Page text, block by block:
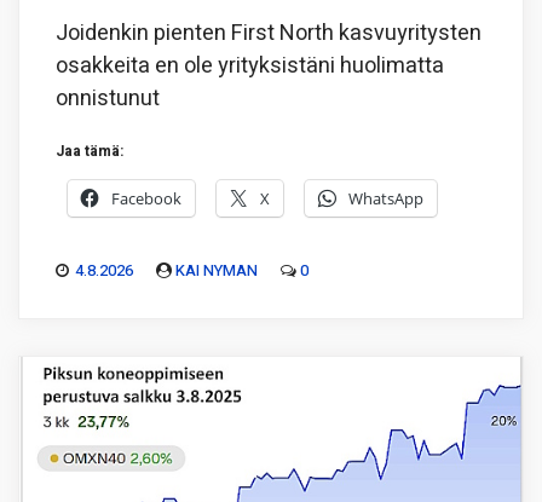
Joidenkin pienten First North kasvuyritysten
osakkeita en ole yrityksistäni huolimatta
onnistunut
Jaa tämä:
Facebook X WhatsApp
4.8.2026 KAI NYMAN 0